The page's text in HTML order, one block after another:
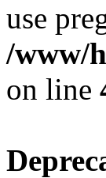
use
/www/
on line